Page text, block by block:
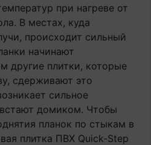
при нагреве от
В местах, куда
происходит сильный
начинают
другие плитки, которые
сдерживают это
сильное
домиком. Чтобы
планок по стыкам в
плитка ПВХ Quick-Step